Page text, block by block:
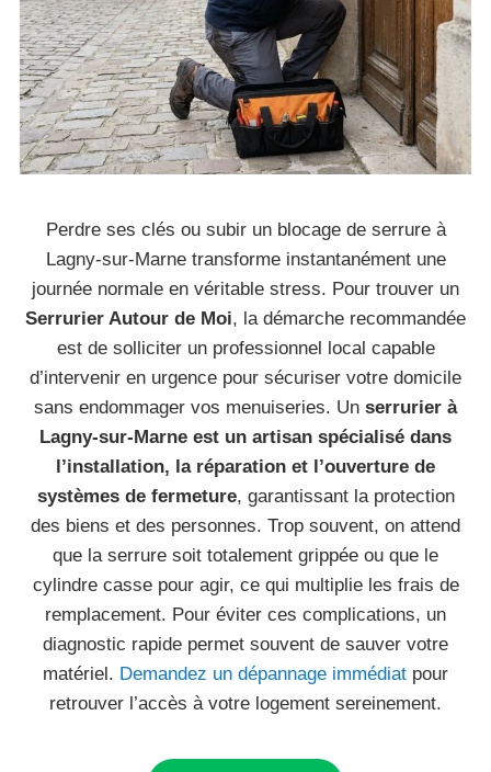
Perdre ses clés ou subir un blocage de serrure à
Lagny-sur-Marne transforme instantanément une
journée normale en véritable stress. Pour trouver un
Serrurier Autour de Moi, la démarche recommandée
est de solliciter un professionnel local capable
d’intervenir en urgence pour sécuriser votre domicile
sans endommager vos menuiseries. Un serrurier à
Lagny-sur-Marne est un artisan spécialisé dans
l’installation, la réparation et l’ouverture de
systèmes de fermeture, garantissant la protection
des biens et des personnes. Trop souvent, on attend
que la serrure soit totalement grippée ou que le
cylindre casse pour agir, ce qui multiplie les frais de
remplacement. Pour éviter ces complications, un
diagnostic rapide permet souvent de sauver votre
matériel. Demandez un dépannage immédiat pour
retrouver l’accès à votre logement sereinement.